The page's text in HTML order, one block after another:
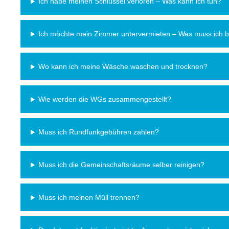
Ich möchte mein Zimmer untervermieten – Was muss ich
Wo kann ich meine Wäsche waschen und trocknen?
Wie werden die WGs zusammengestellt?
Muss ich Rundfunkgebühren zahlen?
Muss ich die Gemeinschaftsräume selber reinigen?
Muss ich meinen Müll trennen?